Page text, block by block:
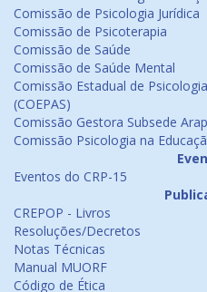
Comissão de Psicologia Jurídica
Comissão de Psicoterapia
Comissão de Saúde
Comissão de Saúde Mental
Comissão Estadual de
(COEPAS)
Comissão Gestora Subsede
Comissão Psicologia na
Eventos do CRP-15
CREPOP - Livros
Resoluções/Decretos
Notas Técnicas
Manual MUORF
Código de Ética